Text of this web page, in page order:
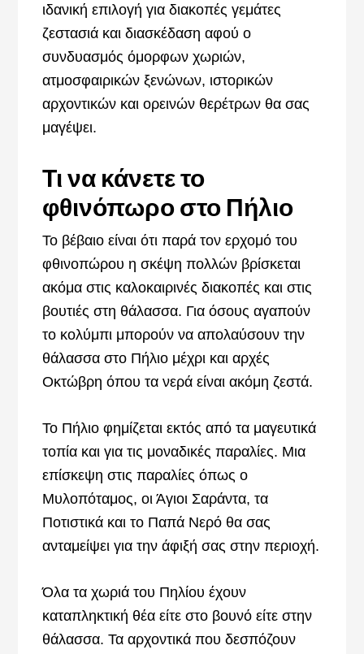
ιδανική επιλογή για διακοπές γεμάτες
ζεστασιά και διασκέδαση αφού ο
συνδυασμός όμορφων χωριών,
ατμοσφαιρικών ξενώνων, ιστορικών
αρχοντικών και ορεινών θερέτρων θα σας
μαγέψει.
Τι να κάνετε το
φθινόπωρο στο Πήλιο
Το βέβαιο είναι ότι παρά τον ερχομό του
φθινοπώρου η σκέψη πολλών βρίσκεται
ακόμα στις καλοκαιρινές διακοπές και στις
βουτιές στη θάλασσα. Για όσους αγαπούν
το κολύμπι μπορούν να απολαύσουν την
θάλασσα στο Πήλιο μέχρι και αρχές
Οκτώβρη όπου τα νερά είναι ακόμη ζεστά.
Το Πήλιο φημίζεται εκτός από τα μαγευτικά
τοπία και για τις μοναδικές παραλίες. Μια
επίσκεψη στις παραλίες όπως ο
Μυλοπόταμος, οι Άγιοι Σαράντα, τα
Ποτιστικά και το Παπά Νερό θα σας
ανταμείψει για την άφιξή σας στην περιοχή.
Όλα τα χωριά του Πηλίου έχουν
καταπληκτική θέα είτε στο βουνό είτε στην
θάλασσα. Τα αρχοντικά που δεσπόζουν